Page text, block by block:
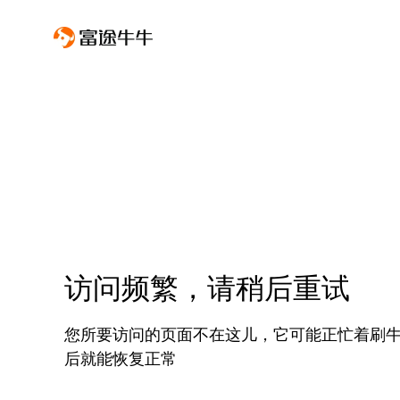
访问频繁，请稍后重试
您所要访问的页面不在这儿，它可能正忙着刷
后就能恢复正常